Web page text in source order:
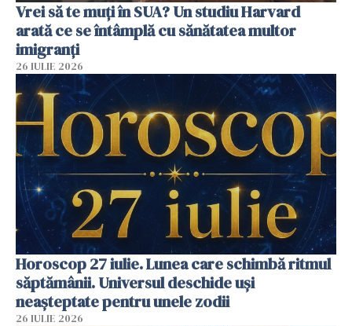
Vrei să te muți în SUA? Un studiu Harvard
arată ce se întâmplă cu sănătatea multor
imigranți
26 IULIE 2026
Horoscop 27 iulie. Lunea care schimbă ritmul
săptămânii. Universul deschide uși
neașteptate pentru unele zodii
26 IULIE 2026